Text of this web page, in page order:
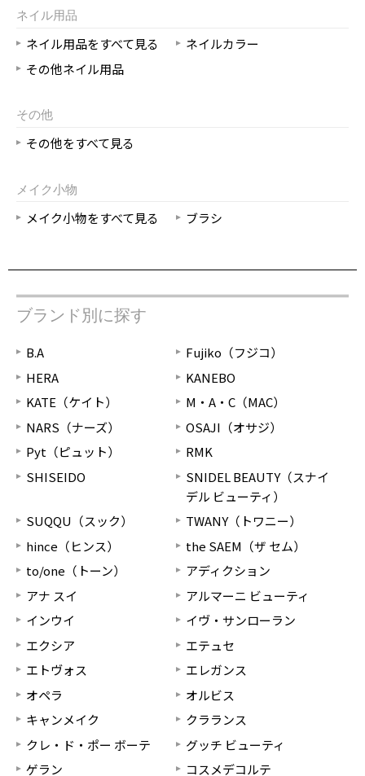
ネイル用品
ネイル用品をすべて見る
ネイルカラー
その他ネイル用品
その他
その他をすべて見る
メイク小物
メイク小物をすべて見る ブラシ
ブランド別に探す
B.A
Fujiko（フジコ）
HERA
KANEBO
KATE（ケイト）
M・A・C（MAC）
NARS（ナーズ）
OSAJI（オサジ）
Pyt（ピュット）
RMK
SHISEIDO
SNIDEL BEAUTY（スナイ
デル ビューティ）
SUQQU（スック）
TWANY（トワニー）
hince（ヒンス）
the SAEM（ザ セム）
to/one（トーン）
アディクション
アナ スイ
アルマーニ ビューティ
インウイ
イヴ・サンローラン
エクシア
エテュセ
エトヴォス
エレガンス
オペラ
オルビス
キャンメイク
クラランス
クレ・ド・ポー ボーテ
グッチ ビューティ
ゲラン
コスメデコルテ